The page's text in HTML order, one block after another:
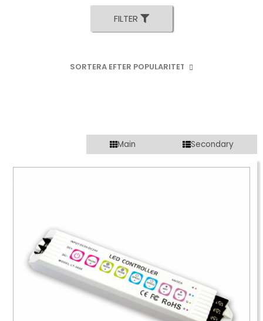
FILTER
Main Secondary